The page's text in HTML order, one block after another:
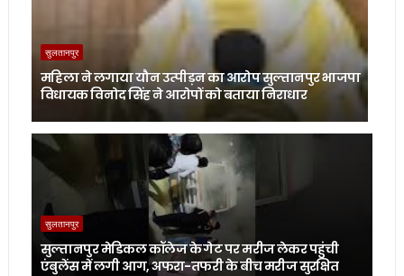
सुलतानपुर
महिला ने लगाया यौन उत्पीड़न का आरोप सुल्तानपुर भाजपा
विधायक विनोद सिंह ने आरोपों को बताया निराधार
सुलतानपुर
सुल्तानपुर मेडिकल कॉलेज के गेट पर मरीज लेकर पहुंची
एंबुलेंस में लगी आग, अफरा-तफरी के बीच मरीज सुरक्षित